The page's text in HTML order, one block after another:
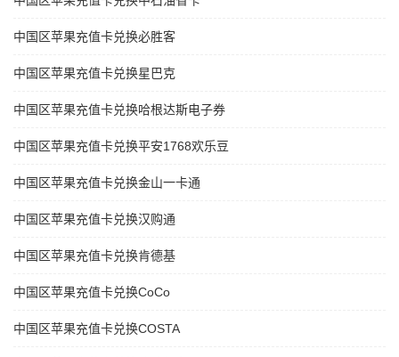
中国区苹果充值卡兑换必胜客
中国区苹果充值卡兑换星巴克
中国区苹果充值卡兑换哈根达斯电子券
中国区苹果充值卡兑换平安1768欢乐豆
中国区苹果充值卡兑换金山一卡通
中国区苹果充值卡兑换汉购通
中国区苹果充值卡兑换肯德基
中国区苹果充值卡兑换CoCo
中国区苹果充值卡兑换COSTA